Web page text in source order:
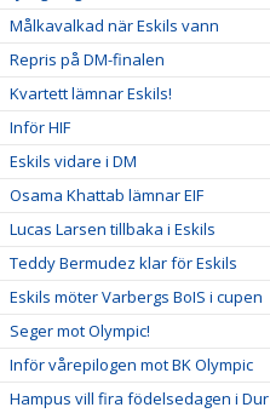
Målkavalkad när Eskils vann
Repris på DM-finalen
Kvartett lämnar Eskils!
Inför HIF
Eskils vidare i DM
Osama Khattab lämnar EIF
Lucas Larsen tillbaka i Eskils
Teddy Bermudez klar för Eskils
Eskils möter Varbergs BoIS i cupen
Seger mot Olympic!
Inför vårepilogen mot BK Olympic
Hampus vill fira födelsedagen i Dur